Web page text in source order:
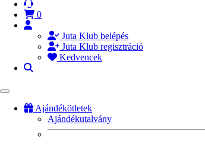
0
Juta Klub belépés
Juta Klub regisztráció
Kedvencek
Ajándékötletek
Ajándékutalvány